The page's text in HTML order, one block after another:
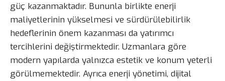
güç kazanmaktadır. Bununla birlikte enerji
maliyetlerinin yükselmesi ve sürdürülebilirlik
hedeflerinin önem kazanması da yatırımcı
tercihlerini değiştirmektedir. Uzmanlara göre
modern yapılarda yalnızca estetik ve konum yeterli
görülmemektedir. Ayrıca enerji yönetimi, dijital